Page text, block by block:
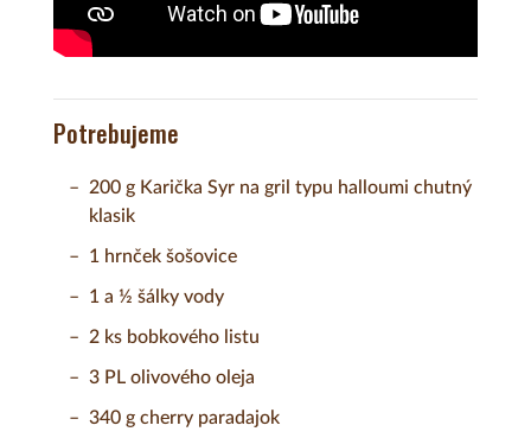
Potrebujeme
200 g Karička Syr na gril typu halloumi chutný
klasik
1 hrnček šošovice
1 a ½ šálky vody
2 ks bobkového listu
3 PL olivového oleja
340 g cherry paradajok